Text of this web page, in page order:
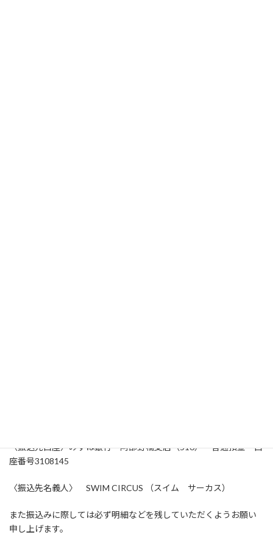
〈振込先口座〉みずほ銀行 阿部野橋支店（516） 普通預金 口
座番号3108145
〈振込先名義人〉 SWIM CIRCUS （スイム サーカス）
また振込みに際しては必ず明細などを残していただくようお願い
申し上げます。